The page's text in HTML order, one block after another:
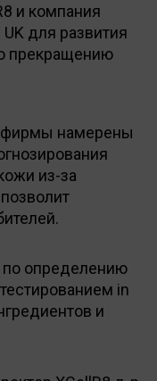
и компания
для развития
прекращению
фирмы намерены
из-за
по определению
in
и